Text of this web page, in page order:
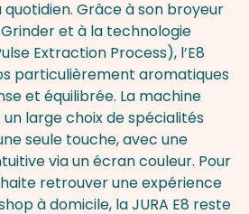
Grâce à son broyeur
et à la technologie
Extraction Process), l’E8
particulièrement aromatiques
et équilibrée. La machine
large choix de spécialités
seule touche, avec une
via un écran couleur. Pour
retrouver une expérience
à domicile, la JURA E8 reste